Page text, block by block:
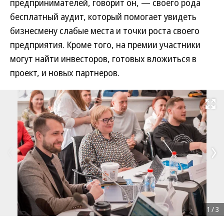
предпринимателей, говорит он, — своего рода
бесплатный аудит, который помогает увидеть
бизнесмену слабые места и точки роста своего
предприятия. Кроме того, на премии участники
могут найти инвесторов, готовых вложиться в
проект, и новых партнеров.
Развернуть
1 /3